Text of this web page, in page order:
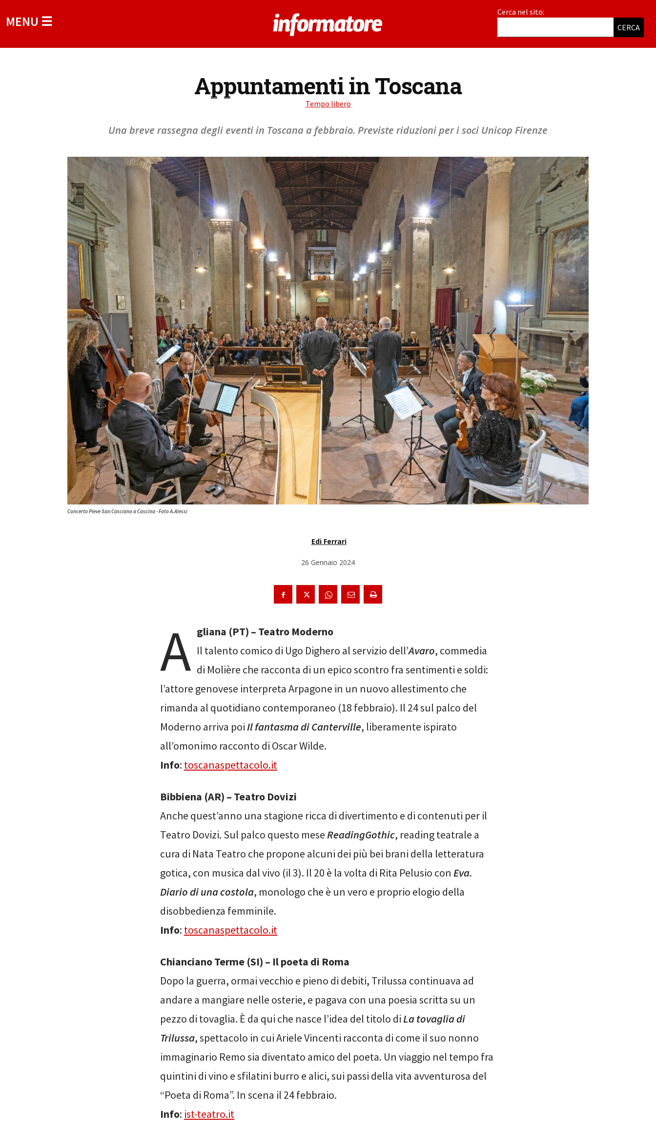
MENU ☰
Cerca nel sito:
CERCA
Appuntamenti in Toscana
Tempo libero
Una breve rassegna degli eventi in Toscana a febbraio. Previste riduzioni per i soci Unicop Firenze
Concerto Pieve San Casciano a Cascina - Foto A.Alessi
Edi Ferrari
26 Gennaio 2024
A gliana (PT) – Teatro Moderno
Il talento comico di Ugo Dighero al servizio dell’Avaro, commedia
di Molière che racconta di un epico scontro fra sentimenti e soldi:
l’attore genovese interpreta Arpagone in un nuovo allestimento che
rimanda al quotidiano contemporaneo (18 febbraio). Il 24 sul palco del
Moderno arriva poiIl fantasma di Canterville, liberamente ispirato
all’omonimo racconto di Oscar Wilde.
Info: toscanaspettacolo.it
Bibbiena (AR) – Teatro Dovizi
Anche quest’anno una stagione ricca di divertimento e di contenuti per il
Teatro Dovizi. Sul palco questo meseReadingGothic, reading teatrale a
cura di Nata Teatro che propone alcuni dei più bei brani della letteratura
gotica, con musica dal vivo (il 3). Il 20 è la volta di Rita Pelusio con Eva.
Diario di una costola, monologo che è un vero e proprio elogio della
disobbedienza femminile.
Info: toscanaspettacolo.it
Chianciano Terme (SI) – Il poeta di Roma
Dopo la guerra, ormai vecchio e pieno di debiti, Trilussa continuava ad
andare a mangiare nelle osterie, e pagava con una poesia scritta su un
pezzo di tovaglia. È da qui che nasce l’idea del titolo diLa tovaglia di
Trilussa, spettacolo in cui Ariele Vincenti racconta di come il suo nonno
immaginario Remo sia diventato amico del poeta. Un viaggio nel tempo fra
quintini di vino e sfilatini burro e alici, sui passi della vita avventurosa del
“Poeta di Roma”. In scena il 24 febbraio.
Info: ist-teatro.it